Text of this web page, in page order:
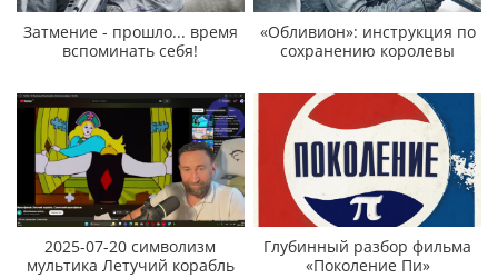
Затмение - прошло... время
вспоминать себя!
«Обливион»: инструкция по
сохранению королевы
2025-07-20 символизм
мультика Летучий корабль
Глубинный разбор фильма
«Поколение Пи»